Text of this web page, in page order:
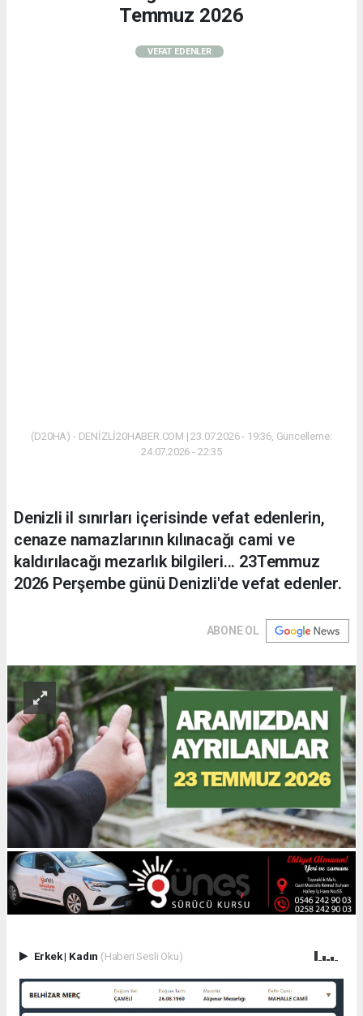
Temmuz 2026
VEFAT EDENLER
(D20HA) - DENİZLİ20HABER.COM | 23.07.2026 - 19:36, Güncelleme:
24.07.2026 - 22:35
Denizli il sınırları içerisinde vefat edenlerin,
cenaze namazlarının kılınacağı cami ve
kaldırılacağı mezarlık bilgileri... 23Temmuz
2026 Perşembe günü Denizli'de vefat edenler.
ABONE OL
Erkek| Kadın (Haberi Sesli Oku)